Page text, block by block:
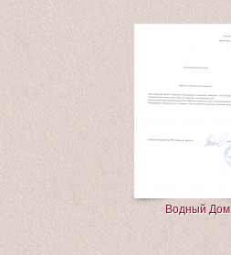
Водный Дом